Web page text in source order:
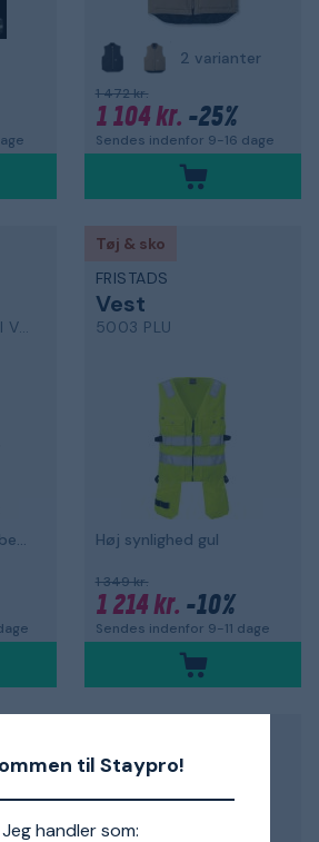
til Staypro!
Jeg handler som:
2 varianter
1 472 kr.
1 104 kr. -25%
Sendes indenfor 9-16 dage
Galesburg Softshell Vest
Vandafvisende, vindbeskyttelse
Tøj & sko
FRISTADS
Vest
5003 PLU
Høj synlighed gul
1 349 kr.
1 214 kr. -10%
Sendes indenfor 9-11 dage
FRISTADS
Vest